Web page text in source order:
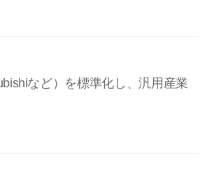
など）を標準化し、汎用産業